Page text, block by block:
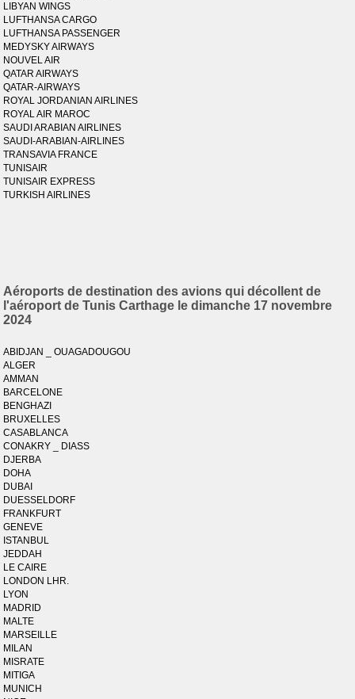
LIBYAN WINGS
LUFTHANSA CARGO
LUFTHANSA PASSENGER
MEDYSKY AIRWAYS
NOUVEL AIR
QATAR AIRWAYS
QATAR-AIRWAYS
ROYAL JORDANIAN AIRLINES
ROYAL AIR MAROC
SAUDI ARABIAN AIRLINES
SAUDI-ARABIAN-AIRLINES
TRANSAVIA FRANCE
TUNISAIR
TUNISAIR EXPRESS
TURKISH AIRLINES
Aéroports de destination des avions qui décollent de
l'aéroport de Tunis Carthage le dimanche 17 novembre
2024
ABIDJAN _ OUAGADOUGOU
ALGER
AMMAN
BARCELONE
BENGHAZI
BRUXELLES
CASABLANCA
CONAKRY _ DIASS
DJERBA
DOHA
DUBAI
DUESSELDORF
FRANKFURT
GENEVE
ISTANBUL
JEDDAH
LE CAIRE
LONDON LHR.
LYON
MADRID
MALTE
MARSEILLE
MILAN
MISRATE
MITIGA
MUNICH